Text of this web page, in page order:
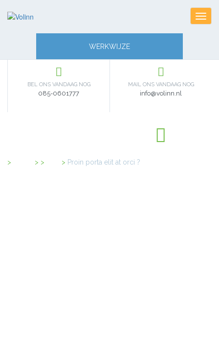
WERKWIJZE
MAIL ONS VANDAAG NOG
info@volinn.nl
BEL ONS VANDAAG NOG
085-0601777
> > Proin porta elit at orci ?